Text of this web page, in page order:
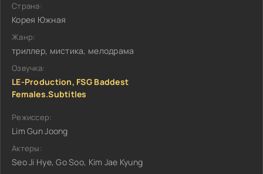
Страна:
Корея Южная
Жанр:
триллер, мистика, мелодрама
Озвучка:
LE-Production, FSG Baddest
Females.Subtitles
Режиссер:
Lim Gun Joong
Актеры:
Seo Ji Hye, Go Soo, Kim Jae Kyung